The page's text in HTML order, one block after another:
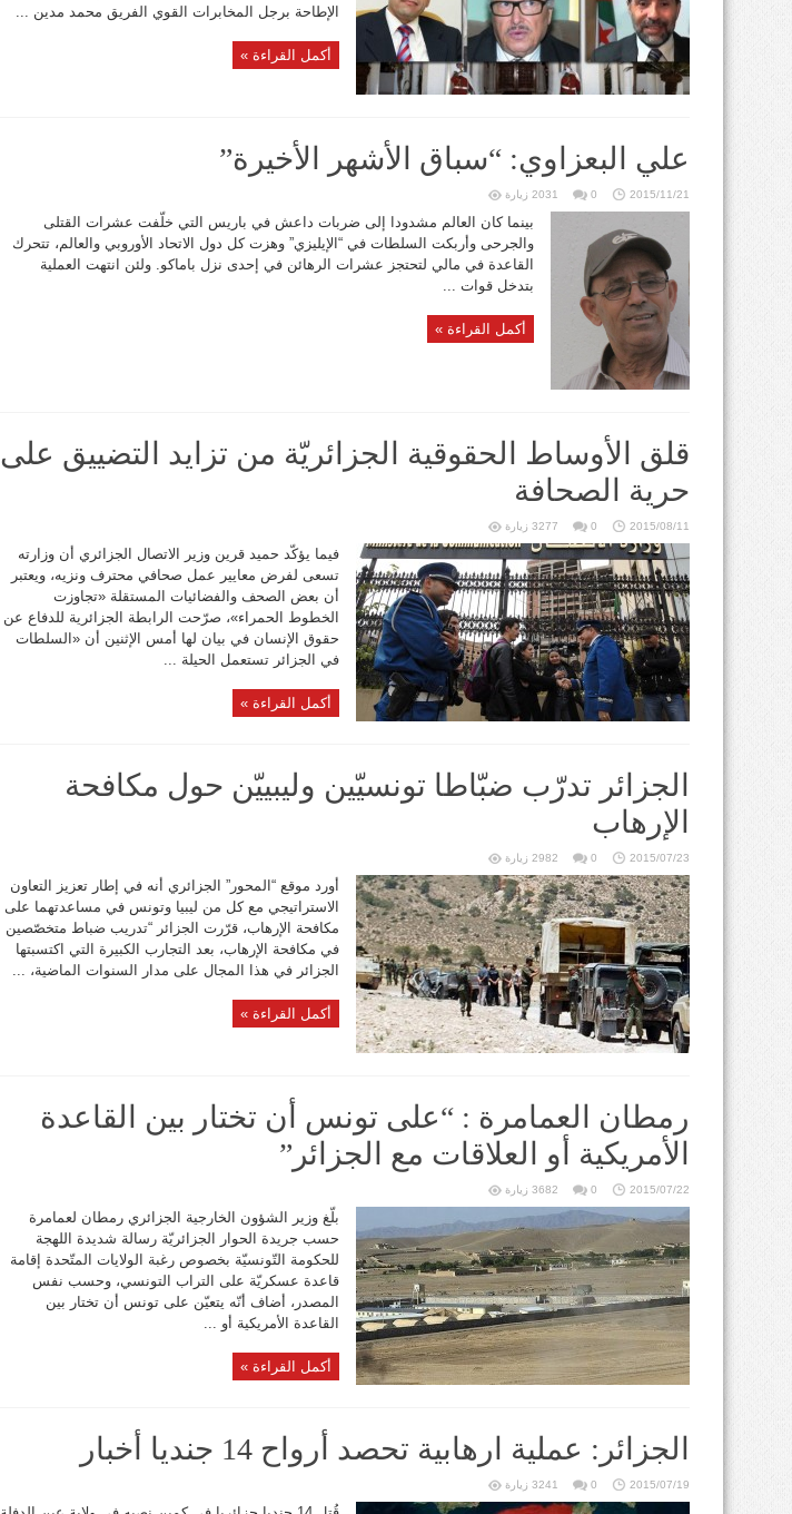
الإطاحة برجل المخابرات القوي الفريق محمد مدين ...
أكمل القراءة »
علي البعزاوي: “سباق الأشهر الأخيرة”
2015/11/21
0 2031 زيارة
بينما كان العالم مشدودا إلى ضربات داعش في باريس التي خلّفت عشرات القتلى
والجرحى وأربكت السلطات في “الإيليزي” وهزت كل دول الاتحاد الأوروبي والعالم، تتحرك
القاعدة في مالي لتحتجز عشرات الرهائن في إحدى نزل باماكو. ولئن انتهت العملية
بتدخل قوات ...
أكمل القراءة »
قلق الأوساط الحقوقية الجزائريّة من تزايد التضييق على
حرية الصحافة
2015/08/11
0 3277 زيارة
فيما يؤكّد حميد قرين وزير الاتصال الجزائري أن وزارته
تسعى لفرض معايير عمل صحافي محترف ونزيه، ويعتبر
أن بعض الصحف والفضائيات المستقلة «تجاوزت
الخطوط الحمراء»، صرّحت الرابطة الجزائرية للدفاع عن
حقوق الإنسان في بيان لها أمس الإثنين أن «السلطات
في الجزائر تستعمل الحيلة ...
أكمل القراءة »
الجزائر تدرّب ضبّاطا تونسيّين وليبييّن حول مكافحة
الإرهاب
2015/07/23
0 2982 زيارة
أورد موقع “المحور” الجزائري أنه في إطار تعزيز التعاون
الاستراتيجي مع كل من ليبيا وتونس في مساعدتهما على
مكافحة الإرهاب، قرّرت الجزائر “تدريب ضباط متخصّصين
في مكافحة الإرهاب، بعد التجارب الكبيرة التي اكتسبتها
الجزائر في هذا المجال على مدار السنوات الماضية، ...
أكمل القراءة »
رمطان العمامرة : “على تونس أن تختار بين القاعدة
الأمريكية أو العلاقات مع الجزائر”
2015/07/22
0 3682 زيارة
بلّغ وزير الشؤون الخارجية الجزائري رمطان لعمامرة
حسب جريدة الحوار الجزائريّة رسالة شديدة اللهجة
للحكومة التّونسيّة بخصوص رغبة الولايات المتّحدة إقامة
قاعدة عسكريّة على التراب التونسي، وحسب نفس
المصدر، أضاف أنّه يتعيّن على تونس أن تختار بين
القاعدة الأمريكية أو ...
أكمل القراءة »
الجزائر: عملية ارهابية تحصد أرواح 14 جنديا أخبار
2015/07/19
0 3241 زيارة